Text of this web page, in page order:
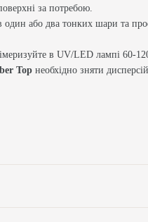
за потребою.
один або два тонких шари та
в UV/LED лампі 60-
Top необхідно зняти